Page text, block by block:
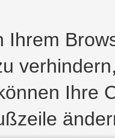
Ihrem
Ihre